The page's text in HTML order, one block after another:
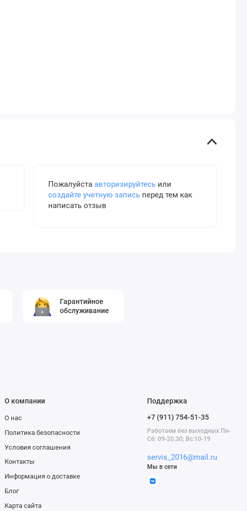
Пожалуйста авторизируйтесьили
создайте учетную записьперед тем как
написать отзыв
Гарантийное
обслуживание
О компании
О нас
Политика безопасности
Условия соглашения
Контакты
Информация о доставке
Блог
Карта сайта
Поддержка
+7 (911) 754-51-35
Работаем без выходных Пн-
Сб: 09-20.30; Вс:10-19
servis_2016@mail.ru
Мы в сети